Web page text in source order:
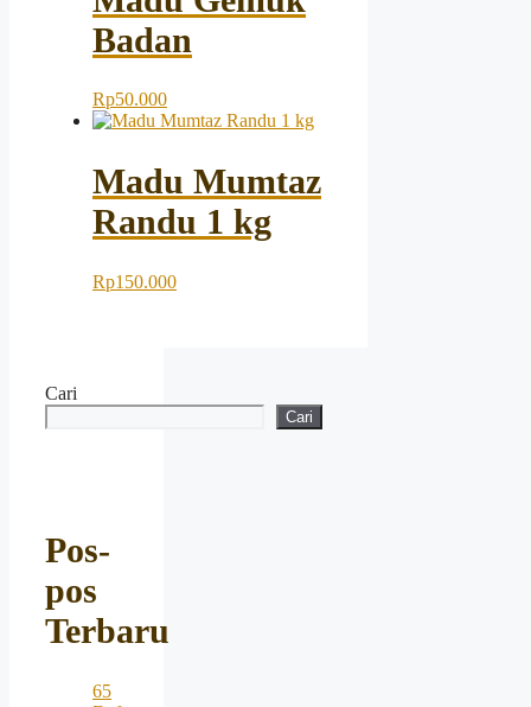
Badan
Rp50.000
Madu Mumtaz
Randu 1 kg
Rp150.000
Cari
Cari
Pos-
pos
Terbaru
65